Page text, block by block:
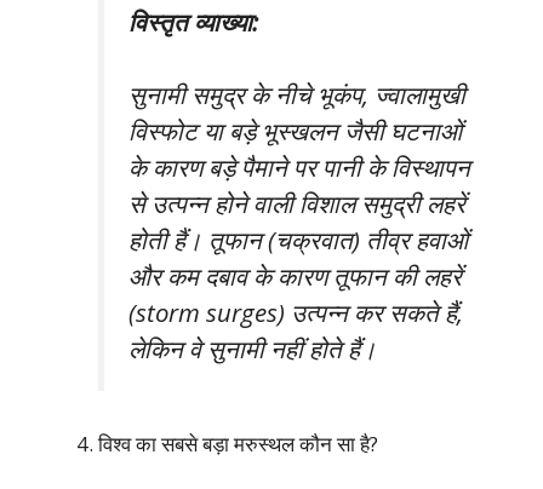
विस्तृत व्याख्या:
सुनामी समुद्र के नीचे भूकंप, ज्वालामुखी
विस्फोट या बड़े भूस्खलन जैसी घटनाओं
के कारण बड़े पैमाने पर पानी के विस्थापन
से उत्पन्न होने वाली विशाल समुद्री लहरें
होती हैं। तूफान (चक्रवात) तीव्र हवाओं
और कम दबाव के कारण तूफान की लहरें
(storm surges) उत्पन्न कर सकते हैं,
लेकिन वे सुनामी नहीं होते हैं।
विश्व का सबसे बड़ा मरुस्थल कौन सा है?